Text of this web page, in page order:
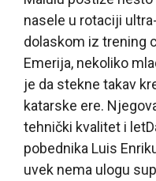
nasele u rotaciji
dolaskom iz trening
Emerija, nekoliko
je da stekne takav
katarske ere.
tehnički kvalitet i
pobednika Luis
uvek nema ulogu